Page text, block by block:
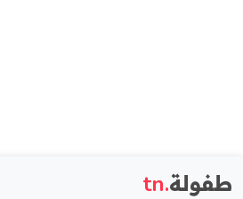
طفولة.tn